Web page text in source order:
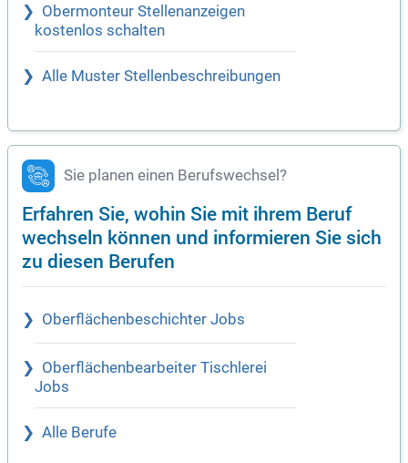
Obermonteur Stellenanzeigen
kostenlos schalten
Alle Muster Stellenbeschreibungen
Sie planen einen Berufswechsel?
Erfahren Sie, wohin Sie mit ihrem Beruf
wechseln können und informieren Sie sich
zu diesen Berufen
Oberflächenbeschichter Jobs
Oberflächenbearbeiter Tischlerei
Jobs
Alle Berufe